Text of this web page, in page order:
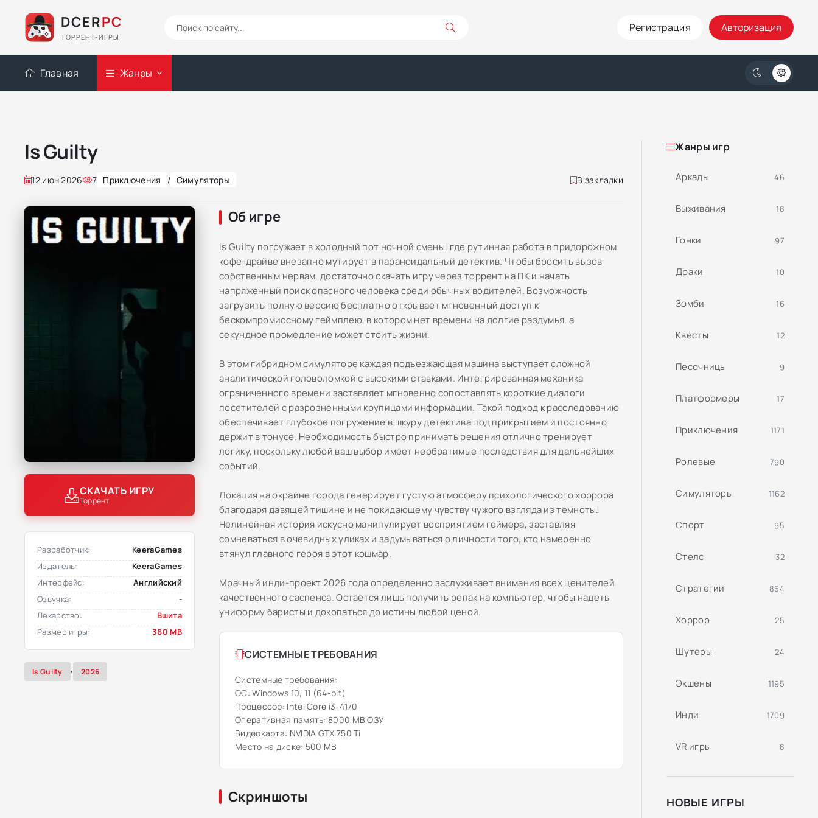
DCERPC
ТОРРЕНТ-ИГРЫ
Регистрация Авторизация
Главная Жанры
Is Guilty
12 июн 2026 7 Приключения / Симуляторы В закладки
СКАЧАТЬ ИГРУ
Торрент
Разработчик:
KeeraGames
Издатель:
KeeraGames
Интерфейс:
Английский
Озвучка:
-
Лекарство:
Вшита
Размер игры:
360 MB
Is Guilty , 2026
Об игре
Is Guilty погружает в холодный пот ночной смены, где рутинная работа в придорожном
кофе-драйве внезапно мутирует в параноидальный детектив. Чтобы бросить вызов
собственным нервам, достаточно скачать игру через торрент на ПК и начать
напряженный поиск опасного человека среди обычных водителей. Возможность
загрузить полную версию бесплатно открывает мгновенный доступ к
бескомпромиссному геймплею, в котором нет времени на долгие раздумья, а
секундное промедление может стоить жизни.
В этом гибридном симуляторе каждая подъезжающая машина выступает сложной
аналитической головоломкой с высокими ставками. Интегрированная механика
ограниченного времени заставляет мгновенно сопоставлять короткие диалоги
посетителей с разрозненными крупицами информации. Такой подход к расследованию
обеспечивает глубокое погружение в шкуру детектива под прикрытием и постоянно
держит в тонусе. Необходимость быстро принимать решения отлично тренирует
логику, поскольку любой ваш выбор имеет необратимые последствия для дальнейших
событий.
Локация на окраине города генерирует густую атмосферу психологического хоррора
благодаря давящей тишине и не покидающему чувству чужого взгляда из темноты.
Нелинейная история искусно манипулирует восприятием геймера, заставляя
сомневаться в очевидных уликах и задумываться о личности того, кто намеренно
втянул главного героя в этот кошмар.
Мрачный инди-проект 2026 года определенно заслуживает внимания всех ценителей
качественного саспенса. Остается лишь получить репак на компьютер, чтобы надеть
униформу баристы и докопаться до истины любой ценой.
СИСТЕМНЫЕ ТРЕБОВАНИЯ
Системные требования:
ОС: Windows 10, 11 (64-bit)
Процессор: Intel Core i3-4170
Оперативная память: 8000 MB ОЗУ
Видеокарта: NVIDIA GTX 750 Ti
Место на диске: 500 MB
Скриншоты
Жанры игр
Аркады 46
Выживания 18
Гонки 97
Драки 10
Зомби 16
Квесты 12
Песочницы 9
Платформеры 17
Приключения 1171
Ролевые 790
Симуляторы 1162
Спорт 95
Стелс 32
Стратегии 854
Хоррор 25
Шутеры 24
Экшены 1195
Инди 1709
VR игры 8
НОВЫЕ ИГРЫ